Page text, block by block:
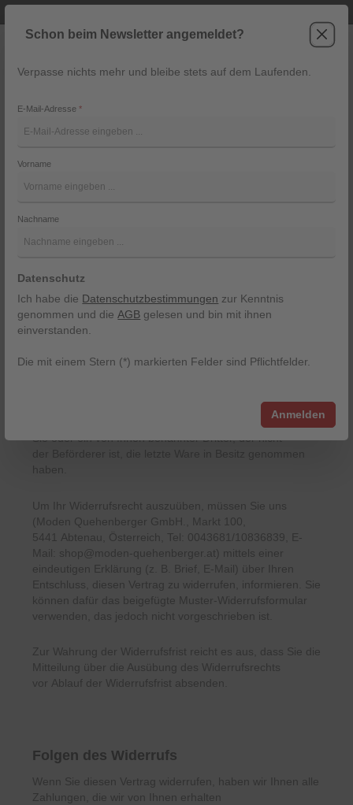
Navigation
Waren ein Widerrufsrecht gemäß nachfolgender
Maßgabe zu.
überwiegend weder ihrer gewerblichen noch ihrer
können.
Widerrufsbelehrung
Sie haben das Recht, binnen 14 Tagen ohne Angabe von
Die Widerrufsfrist beträgt 14 Tage ab dem Tag, an dem
Sie oder ein von Ihnen benannter Dritter, der nicht
haben.
Um Ihr Widerrufsrecht auszuüben, müssen Sie uns
(Moden Quehenberger GmbH., Markt 100,
5441 Abtenau, Österreich, Tel: 0043681/10836839,
E-
Mail: shop@moden-quehenberger.at) mittels einer
eindeutigen Erklärung (z. B. Brief, E-Mail) über Ihren
Entschluss, diesen Vertrag zu widerrufen, informieren. Sie
können dafür das beigefügte Muster-Widerrufsformular
verwenden, das jedoch nicht vorgeschrieben ist.
Zur Wahrung der Widerrufsfrist reicht es aus, dass Sie die
Mitteilung über die Ausübung des Widerrufsrechts
vor Ablauf der Widerrufsfrist absenden.
Folgen des Widerrufs
Wenn Sie diesen Vertrag widerrufen, haben wir Ihnen alle
Zahlungen, die wir von Ihnen erhalten
Schon beim Newsletter angemeldet?
Verpasse nichts mehr und bleibe stets auf dem Laufenden.
E-Mail-Adresse*
Vorname
Nachname
Datenschutz
Ich habe die Datenschutzbestimmungen zur Kenntnis
genommen und dieAGB gelesen und bin mit ihnen
einverstanden.
Die mit einem Stern (*) markierten Felder sind Pflichtfelder.
Anmelden